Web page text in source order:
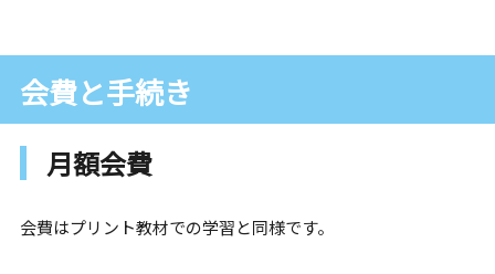
会費と手続き
月額会費
会費はプリント教材での学習と同様です。